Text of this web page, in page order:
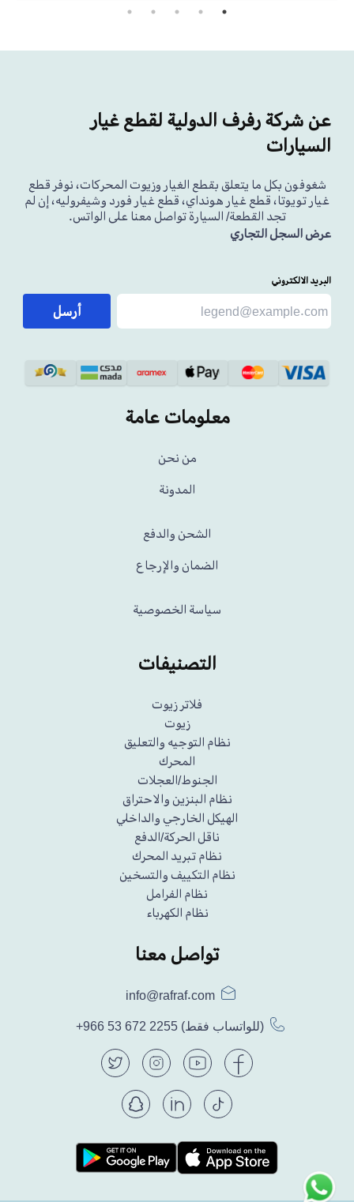
عن شركة رفرف الدولية لقطع غيار
السيارات
شغوفون بكل ما يتعلق بقطع الغيار وزيوت المحركات، نوفر قطع
غيار تويوتا، قطع غيار هونداي، قطع غيار فورد وشيفروليه، إن لم
تجد القطعة/ السيارة تواصل معنا على الواتس.
عرض السجل التجاري
البريد الالكتروني
أرسل
معلومات عامة
من نحن
المدونة
الشحن والدفع
الضمان والإرجاع
سياسة الخصوصية
التصنيفات
فلاتر زيوت
زيوت
نظام التوجيه والتعليق
المحرك
الجنوط/العجلات
نظام البنزين والاحتراق
الهيكل الخارجي والداخلي
ناقل الحركة/الدفع
نظام تبريد المحرك
نظام التكييف والتسخين
نظام الفرامل
نظام الكهرباء
تواصل معنا
info@rafraf.com
+966 53 672 2255 (للواتساب فقط)